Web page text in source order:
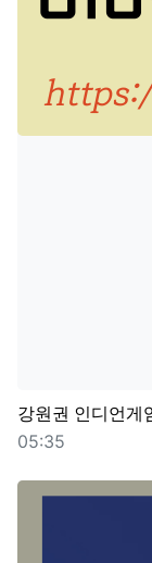
강원권 인디언
등록일
05:35